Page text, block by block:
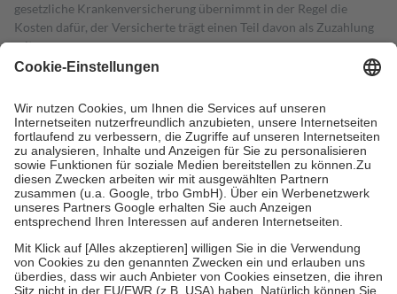
gesetzliche Krankenversicherung übernimmt in der Regel die
Kosten dafür, der Versicherte trägt einen Teil davon als Zuzahlung
mit.
Grundsätzlich leisten Mitglieder Zuzahlungen in Höhe von zehn
höchstens zehn Euro.
Es sind jedoch nie mehr als die tatsächlichen
Kosten der Leistung zu entrichten.
Diese Regeln gelten grundsätzlich auch für Online-Apotheken.
Bei Heilmitteln und häuslicher Krankenpflege beträgt die
Zuzahlung zehn Prozent der Kosten sowie zehn Euro je
Verordnung.
Um das Engagement der Versicherten für ihre eigene Gesundheit zu
stärken und die besondere Stellung der Familie zu unterstützen,
fallenkeine Zuzahlungenan bei:
• Kindern und Jugendlichen bis zum vollendeten 18. Lebensjahr
mit Ausnahme der Fahrkosten